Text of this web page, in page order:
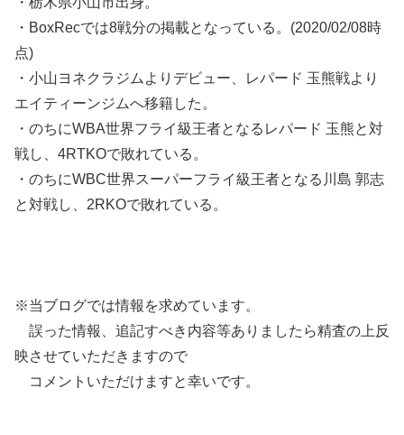
・BoxRecでは8戦分の掲載となっている。(2020/02/08時
点)
・小山ヨネクラジムよりデビュー、レパード 玉熊戦より
エイティーンジムへ移籍した。
・のちにWBA世界フライ級王者となるレパード 玉熊と対
戦し、4RTKOで敗れている。
・のちにWBC世界スーパーフライ級王者となる川島 郭志
と対戦し、2RKOで敗れている。
※当ブログでは情報を求めています。
誤った情報、追記すべき内容等ありましたら精査の上反
映させていただきますので
コメントいただけますと幸いです。